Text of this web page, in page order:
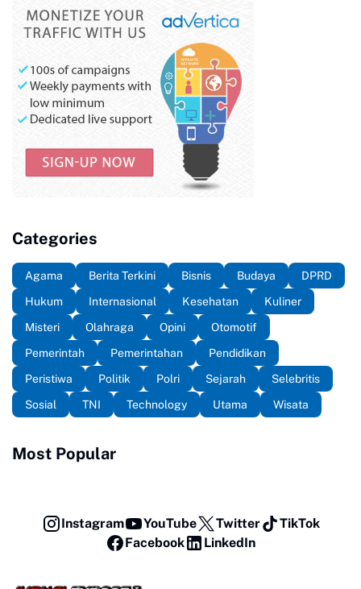
Categories
Agama Berita Terkini Bisnis Budaya
DPRD
Hukum
Internasional Kesehatan
Kuliner
Misteri
Olahraga Opini
Otomotif
Pemerintah
Pemerintahan
Pendidikan
Peristiwa
Politik Polri Sejarah
Selebritis
Sosial
TNI Technology Utama Wisata
Most Popular
Instagram YouTube Twitter
TikTok
Facebook
LinkedIn